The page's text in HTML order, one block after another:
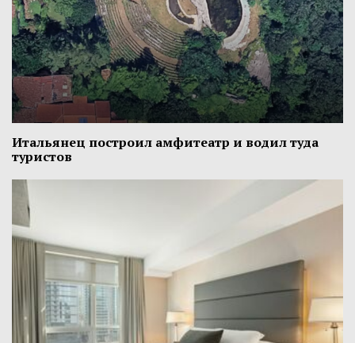
Итальянец построил амфитеатр и водил туда
туристов